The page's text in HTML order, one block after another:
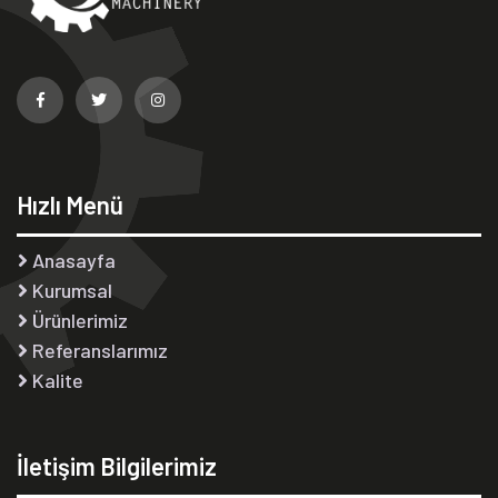
Hızlı Menü
Anasayfa
Kurumsal
Ürünlerimiz
Referanslarımız
Kalite
İletişim Bilgilerimiz